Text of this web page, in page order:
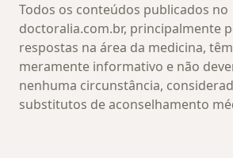
Todos os conteúdos publicados no
doctoralia.com.br, principalmente
respostas na área da medicina,
meramente informativo e não
nenhuma circunstância,
substitutos de aconselhamento